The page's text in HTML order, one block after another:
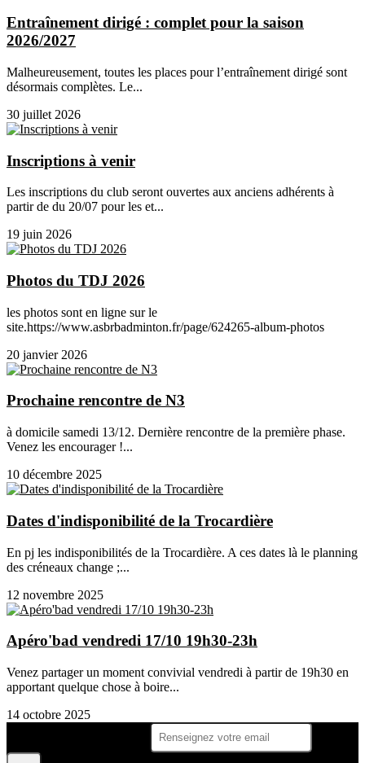
Entraînement dirigé : complet pour la saison
2026/2027
Malheureusement, toutes les places pour l’entraînement dirigé sont
désormais complètes. Le...
30 juillet 2026
Inscriptions à venir
Les inscriptions du club seront ouvertes aux anciens adhérents à
partir de du 20/07 pour les et...
19 juin 2026
Photos du TDJ 2026
les photos sont en ligne sur le
site.https://www.asbrbadminton.fr/page/624265-album-photos
20 janvier 2026
Prochaine rencontre de N3
à domicile samedi 13/12. Dernière rencontre de la première phase.
Venez les encourager !...
10 décembre 2025
Dates d'indisponibilité de la Trocardière
En pj les indisponibilités de la Trocardière. A ces dates là le planning
des créneaux change ;...
12 novembre 2025
Apéro'bad vendredi 17/10 19h30-23h
Venez partager un moment convivial vendredi à partir de 19h30 en
apportant quelque chose à boire...
14 octobre 2025